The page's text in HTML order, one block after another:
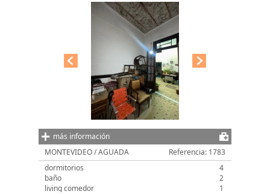
más información
MONTEVIDEO/ AGUADA
Referencia: 1783
dormitorios
4
baño
2
living comedor
1